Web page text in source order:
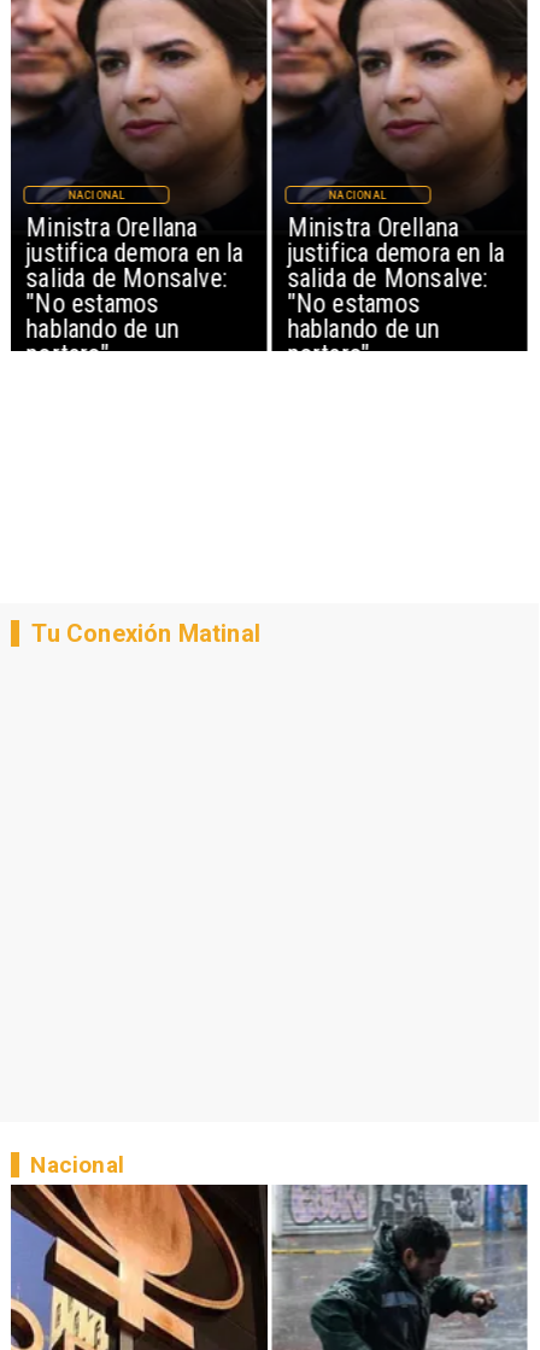
Ministra Orellana
justifica demora en la
salida de Monsalve:
"No estamos
hablando de un
portero"
NACIONAL
Ministra Orellana
justifica demora en la
salida de Monsalve:
"No estamos
hablando de un
portero"
NACIONAL
Tu Conexión Matinal
Nacional